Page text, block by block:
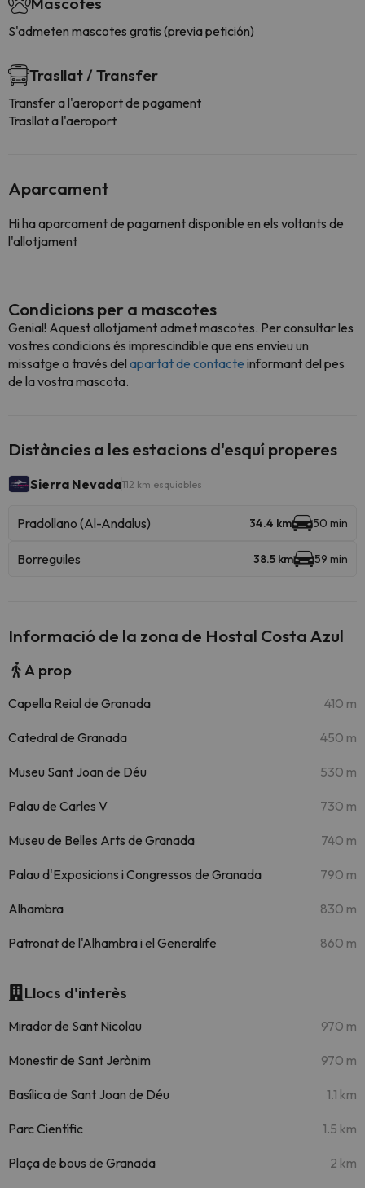
S'admeten mascotes gratis (previa petición)
Trasllat / Transfer
Transfer a l'aeroport de pagament
Trasllat a l'aeroport
Aparcament
Hi ha aparcament de pagament disponible en els voltants de
l'allotjament
Condicions per a mascotes
Genial! Aquest allotjament admet mascotes. Per consultar les
vostres condicions és imprescindible que ens envieu un
missatge a través del apartat de contacte informant del pes
de la vostra mascota.
Distàncies a les estacions d'esquí properes
Sierra Nevada112 km esquiables
Pradollano (Al-Andalus) 34.4 km 50 min
Borreguiles 38.5 km 59 min
Informació de la zona de Hostal Costa Azul
A prop
Capella Reial de Granada 410 m
Catedral de Granada 450 m
Museu Sant Joan de Déu 530 m
Palau de Carles V 730 m
Museu de Belles Arts de Granada 740 m
Palau d'Exposicions i Congressos de Granada 790 m
Alhambra 830 m
Patronat de l'Alhambra i el Generalife 860 m
Llocs d'interès
Mirador de Sant Nicolau 970 m
Monestir de Sant Jerònim 970 m
Basílica de Sant Joan de Déu 1.1 km
Parc Científic 1.5 km
Plaça de bous de Granada 2 km